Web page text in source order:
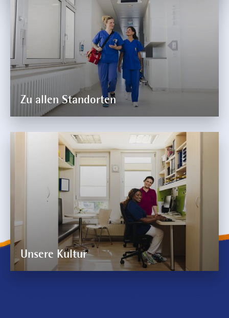
Zu allen Standorten
Unsere Kultur